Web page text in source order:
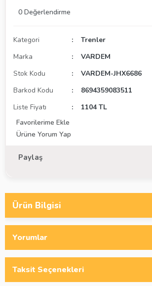
0 Değerlendirme
Kategori
Trenler
Marka
VARDEM
Stok Kodu
VARDEM-JHX6686
Barkod Kodu
8694359083511
Liste Fiyatı
1104 TL
Ürüne Yorum Yap
Paylaş
Ürün Bilgisi
Yorumlar
Taksit Seçenekleri